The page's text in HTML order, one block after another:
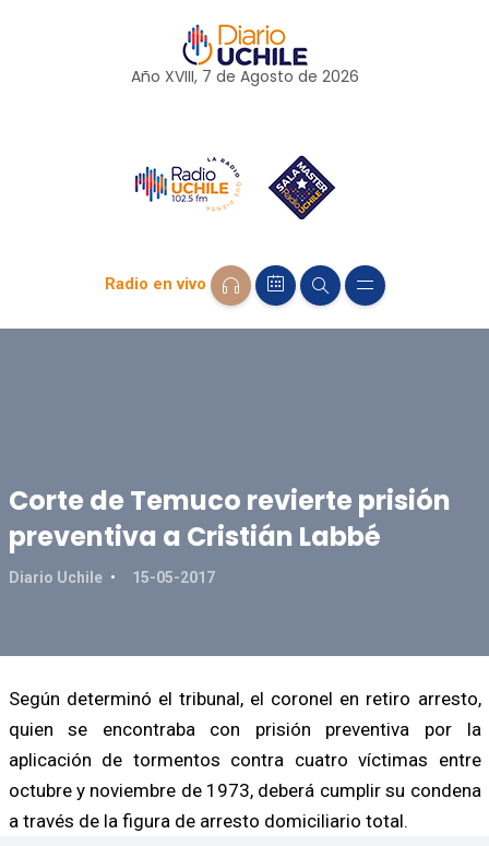
Año XVIII, 7 de Agosto de 2026
Radio en vivo
Corte de Temuco revierte prisión
preventiva a Cristián Labbé
Diario Uchile 15-05-2017
Según determinó el tribunal, el coronel en retiro arresto,
quien se encontraba con prisión preventiva por la
aplicación de tormentos contra cuatro víctimas entre
octubre y noviembre de 1973, deberá cumplir su condena
a través de la figura de arresto domiciliario total.